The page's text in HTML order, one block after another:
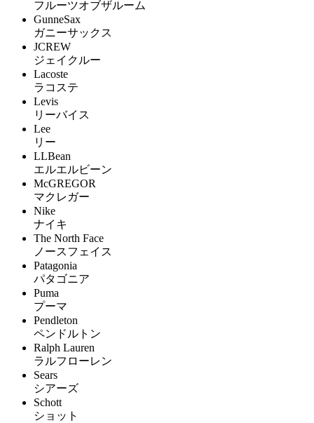
フルーツオブザルーム
GunneSax
ガニーサックス
JCREW
ジェイクルー
Lacoste
ラコステ
Levis
リーバイス
Lee
リー
LLBean
エルエルビーン
McGREGOR
マクレガー
Nike
ナイキ
The North Face
ノースフェイス
Patagonia
パタゴニア
Puma
プーマ
Pendleton
ペンドルトン
Ralph Lauren
ラルフローレン
Sears
シアーズ
Schott
ショット